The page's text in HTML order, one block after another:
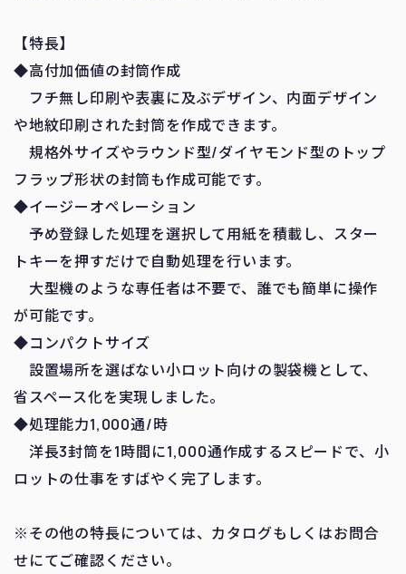
【特長】
◆高付加価値の封筒作成
フチ無し印刷や表裏に及ぶデザイン、内面デザイン
や地紋印刷された封筒を作成できます。
規格外サイズやラウンド型/ダイヤモンド型のトップ
フラップ形状の封筒も作成可能です。
◆イージーオペレーション
予め登録した処理を選択して用紙を積載し、スター
トキーを押すだけで自動処理を行います。
大型機のような専任者は不要で、誰でも簡単に操作
が可能です。
◆コンパクトサイズ
設置場所を選ばない小ロット向けの製袋機として、
省スペース化を実現しました。
◆処理能力1,000通/時
洋長3封筒を1時間に1,000通作成するスピードで、小
ロットの仕事をすばやく完了します。
※その他の特長については、カタログもしくはお問合
せにてご確認ください。